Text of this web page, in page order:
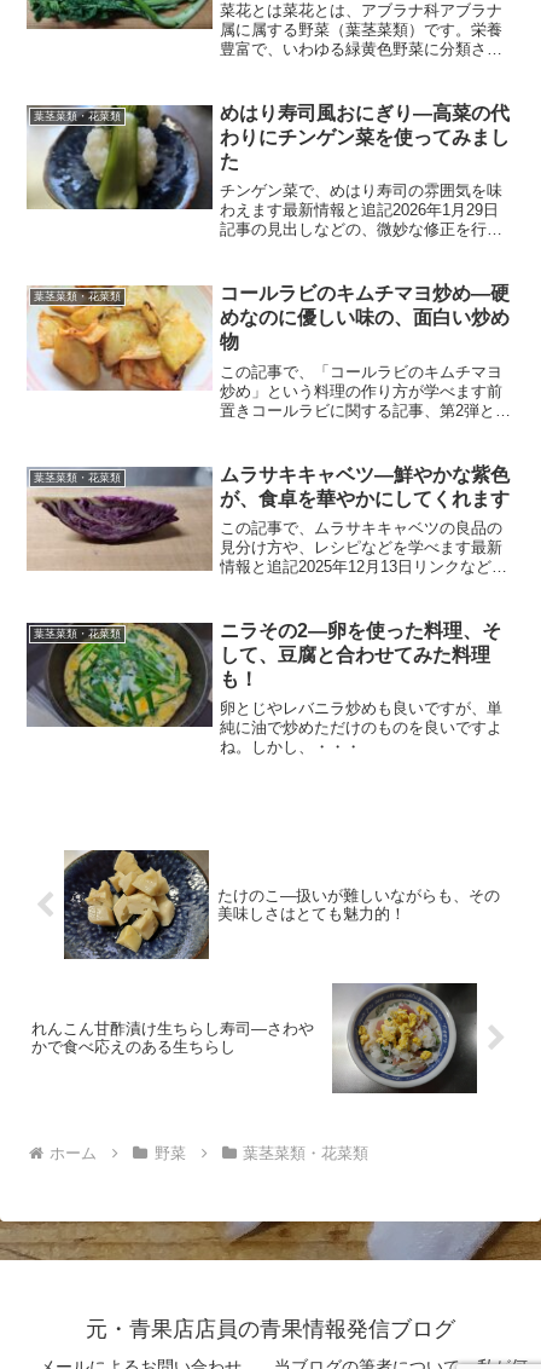
菜花とは菜花とは、アブラナ科アブラナ
属に属する野菜（葉茎菜類）です。栄養
豊富で、いわゆる緑黄色野菜に分類され
盤から余談ですが、私は何故か、アブラ
ナ科の野菜が好みです。ち...
葉茎菜類・花菜類
めはり寿司風おにぎり―高菜の代
わりにチンゲン菜を使ってみまし
た
チンゲン菜で、めはり寿司の雰囲気を味
わえます最新情報と追記2026年1月29日
記事の見出しなどの、微妙な修正を行い
わった料理にも挑戦したい！」、少しず
つ料理経験を重ねる...
葉茎菜類・花菜類
コールラビのキムチマヨ炒め―硬
めなのに優しい味の、面白い炒め
物
この記事で、「コールラビのキムチマヨ
炒め」という料理の作り方が学べます前
置きコールラビに関する記事、第2弾とな
執筆さえしないという事態になるところ
でした。第1弾の記事を...
葉茎菜類・花菜類
ムラサキキャベツ―鮮やかな紫色
が、食卓を華やかにしてくれます
この記事で、ムラサキキャベツの良品の
見分け方や、レシピなどを学べます最新
情報と追記2025年12月13日リンクなど
んでいただけるように、工夫をして参り
ます。普通のキャベ...
葉茎菜類・花菜類
ニラその2―卵を使った料理、そ
して、豆腐と合わせてみた料理
も！
卵とじやレバニラ炒めも良いですが、単
純に油で炒めただけのものを良いですよ
ね。しかし、・・・
たけのこ―扱いが難しいながらも、その
美味しさはとても魅力的！
れんこん甘酢漬け生ちらし寿司―さわや
かで食べ応えのある生ちらし
ホーム 野菜 葉茎菜類・花菜類
元・青果店店員の青果情報発信ブログ